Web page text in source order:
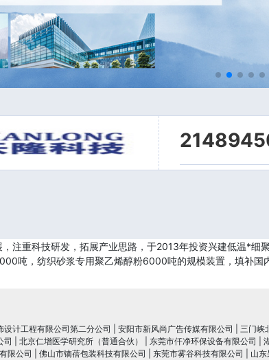
注重科技研发，拓展产业思路，于2013年投资兴建低温*
吨，纺织砂浆专用聚乙烯醇粉6000吨的规模装置，填补国
设计工程有限公司第二分公司 安阳市新风尚广告传媒有限公司 三门峡
司 北京仁增医学研究所（普通合伙） 东莞市仟净环保设备有限公司
限公司
佛山市镝蓓包装科技有限公司 东莞市雾谷科技有限公司 山